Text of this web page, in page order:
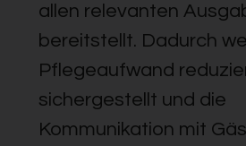
allen relevanten
bereitstellt. Dadurch
Pflegeaufwand
sichergestellt und die
Kommunikation mit